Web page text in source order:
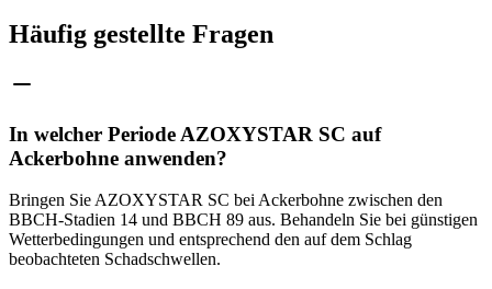
Häufig gestellte Fragen
In welcher Periode AZOXYSTAR SC auf
Ackerbohne anwenden?
Bringen Sie AZOXYSTAR SC bei Ackerbohne zwischen den
BBCH-Stadien 14 und BBCH 89 aus. Behandeln Sie bei günstigen
Wetterbedingungen und entsprechend den auf dem Schlag
beobachteten Schadschwellen.